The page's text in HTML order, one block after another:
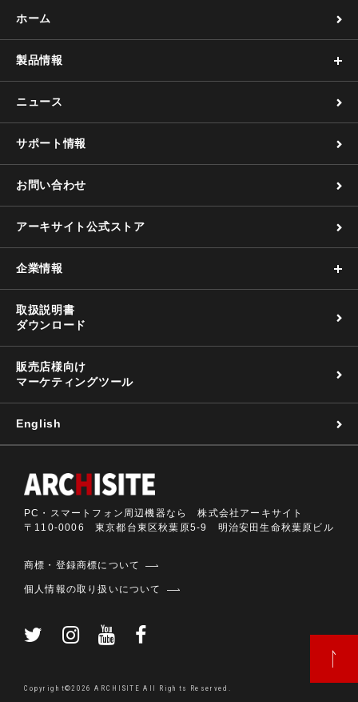
ホーム
製品情報
ニュース
サポート情報
お問い合わせ
アーキサイト公式ストア
企業情報
取扱説明書
ダウンロード
販売店様向け
マーケティングツール
English
PC・スマートフォン周辺機器なら 株式会社アーキサイト
〒110-0006 東京都台東区秋葉原5-9 明治安田生命秋葉原ビル
商標・登録商標について
個人情報の取り扱いについて
Copyright©2026 ARCHISITE All Rights Reserved.